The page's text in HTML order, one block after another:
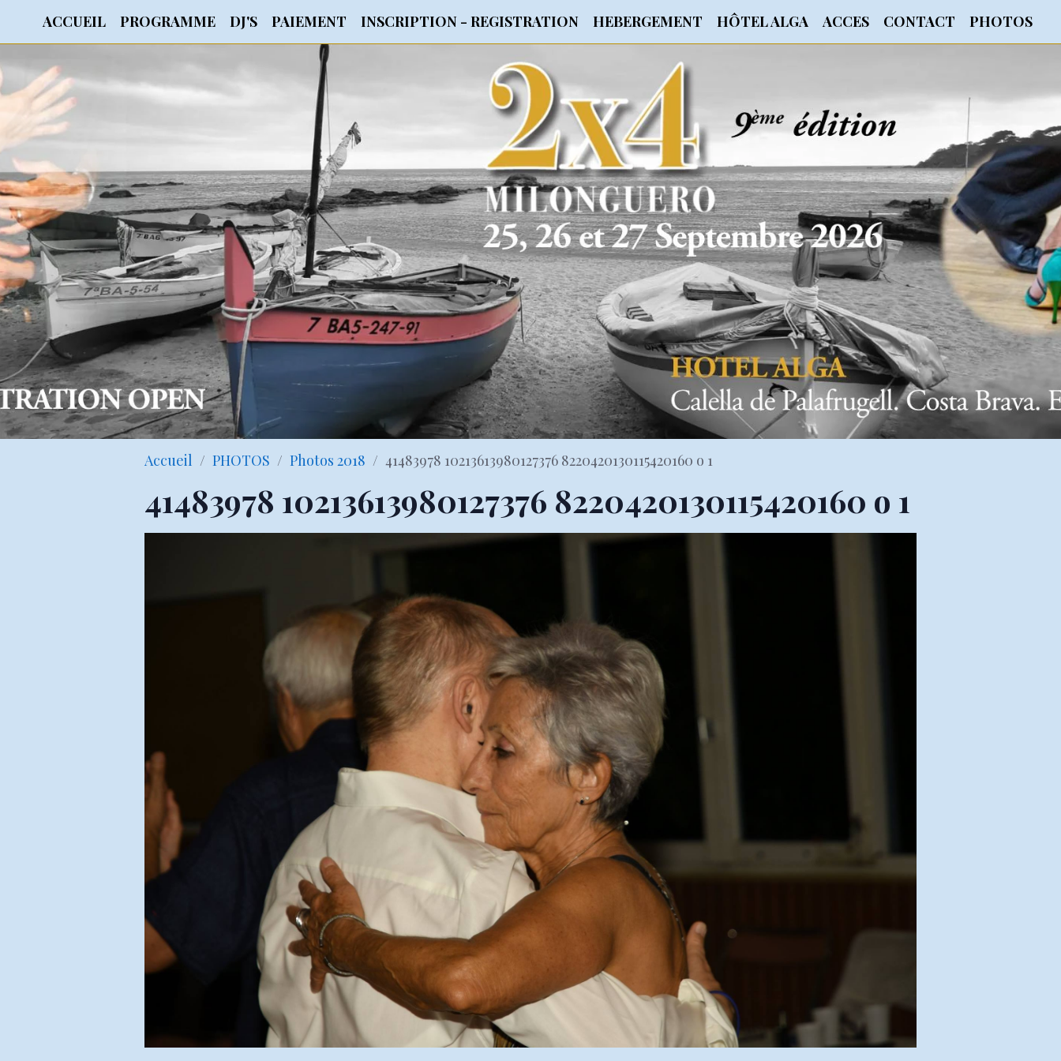
ACCUEIL PROGRAMME DJ'S PAIEMENT INSCRIPTION - REGISTRATION HEBERGEMENT HÔTEL ALGA ACCES CONTACT PHOTOS
Accueil PHOTOS Photos 2018 41483978 10213613980127376 8220420130115420160 o 1
41483978 10213613980127376 8220420130115420160 o 1